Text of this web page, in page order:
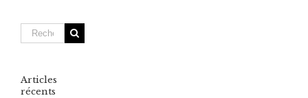
Articles
récents